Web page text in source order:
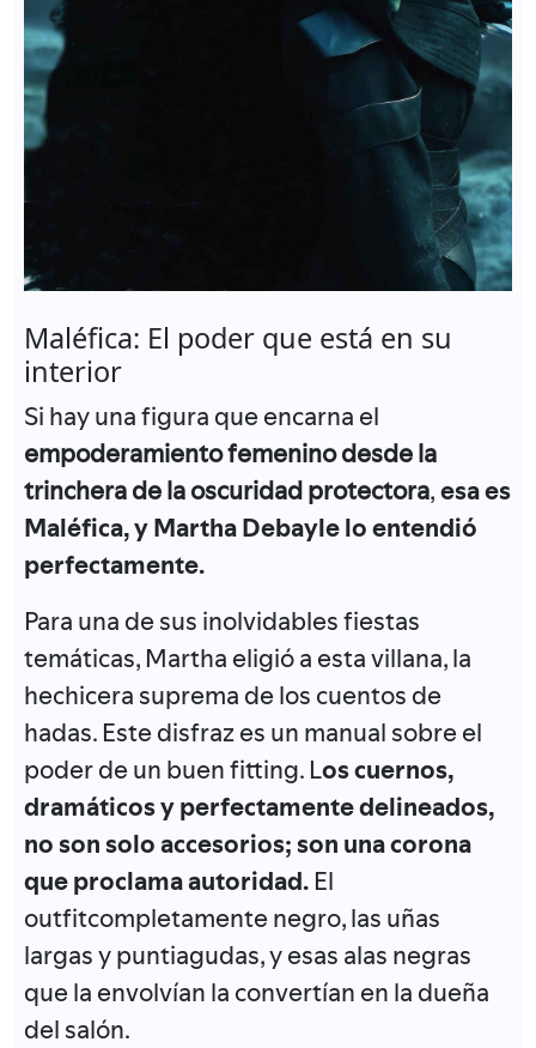
Maléfica: El poder que está en su
interior
Si hay una figura que encarna el
empoderamiento femenino desde la
trinchera de la oscuridad protectora,esa es
Maléfica, y Martha Debayle lo entendió
perfectamente.
Para una de sus inolvidables fiestas
temáticas, Martha eligió a esta villana, la
hechicera suprema de los cuentos de
hadas. Este disfraz es un manual sobre el
poder de un buen fitting. Los cuernos,
dramáticos y perfectamente delineados,
no son solo accesorios; son una corona
que proclama autoridad. El
outfitcompletamente negro, las uñas
largas y puntiagudas, y esas alas negras
que la envolvían la convertían en la dueña
del salón.